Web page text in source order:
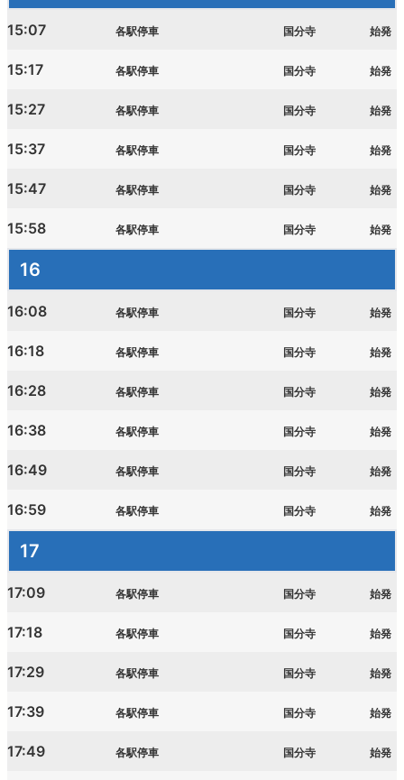
15:07 各駅停車 国分寺 始発
15:17 各駅停車 国分寺 始発
15:27 各駅停車 国分寺 始発
15:37 各駅停車 国分寺 始発
15:47 各駅停車 国分寺 始発
15:58 各駅停車 国分寺 始発
16
16:08 各駅停車 国分寺 始発
16:18 各駅停車 国分寺 始発
16:28 各駅停車 国分寺 始発
16:38 各駅停車 国分寺 始発
16:49 各駅停車 国分寺 始発
16:59 各駅停車 国分寺 始発
17
17:09 各駅停車 国分寺 始発
17:18 各駅停車 国分寺 始発
17:29 各駅停車 国分寺 始発
17:39 各駅停車 国分寺 始発
17:49 各駅停車 国分寺 始発